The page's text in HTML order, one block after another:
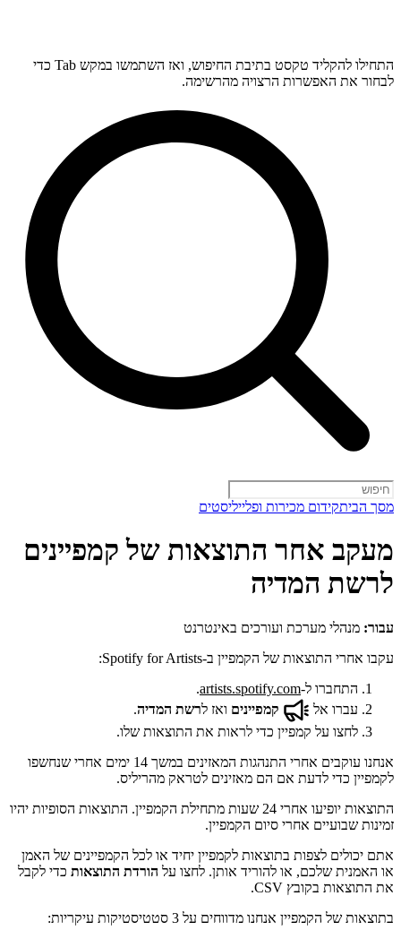
התחילו להקליד טקסט בתיבת החיפוש, ואז השתמשו במקש Tab כדי
לבחור את האפשרות הרצויה מהרשימה.
מסך הביתקידום מכירות ופלייליסטים
מעקב אחר התוצאות של קמפיינים
לרשת המדיה
עבור: מנהלי מערכת ועורכים באינטרנט
עקבו אחרי התוצאות של הקמפיין ב-Spotify for Artists:
התחברו ל-artists.spotify.com
.
עברו אל
קמפיינים ואז לרשת המדיה.
לחצו על קמפיין כדי לראות את התוצאות שלו.
אנחנו עוקבים אחרי התנהגות המאזינים במשך 14 ימים אחרי שנחשפו
לקמפיין כדי לדעת אם הם מאזינים לטראק מהריליס.
התוצאות יופיעו אחרי 24 שעות מתחילת הקמפיין. התוצאות הסופיות יהיו
זמינות שבועיים אחרי סיום הקמפיין.
אתם יכולים לצפות בתוצאות לקמפיין יחיד או לכל הקמפיינים של האמן
או האמנית שלכם, או להוריד אותן. לחצו על הורדת התוצאות כדי לקבל
את התוצאות בקובץ CSV.
בתוצאות של הקמפיין אנחנו מדווחים על 3 סטטיסטיקות עיקריות: